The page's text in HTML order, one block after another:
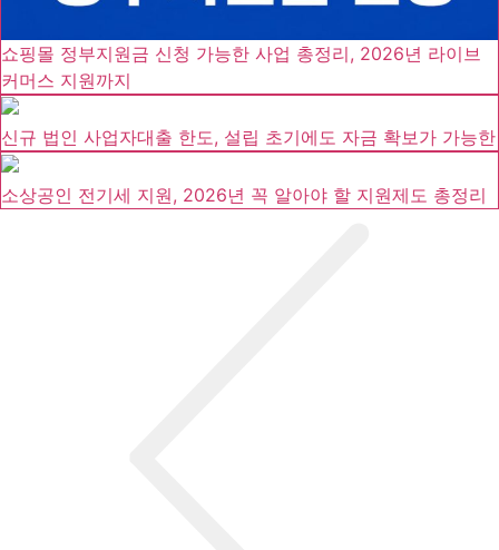
쇼핑몰 정부지원금 신청 가능한 사업 총정리, 2026년 라이브
커머스 지원까지
신규 법인 사업자대출 한도, 설립 초기에도 자금 확보가 가능
소상공인 전기세 지원, 2026년 꼭 알아야 할 지원제도 총정리